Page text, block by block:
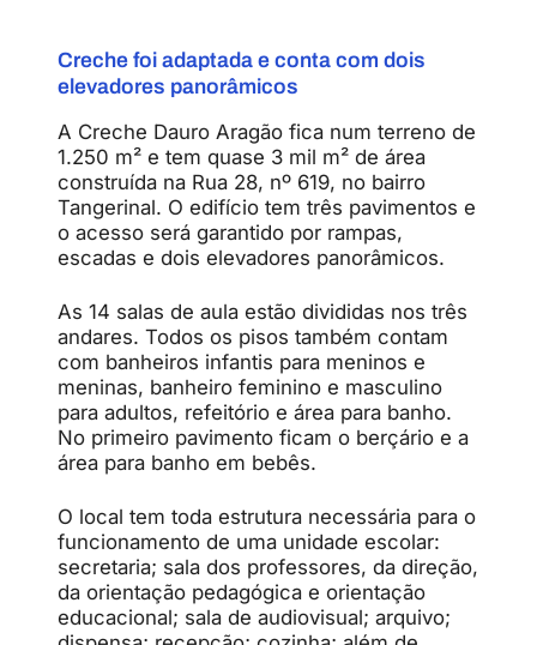
Creche foi adaptada e conta com dois
elevadores panorâmicos
A Creche Dauro Aragão fica num terreno de
1.250 m² e tem quase 3 mil m² de área
construída na Rua 28, nº 619, no bairro
Tangerinal. O edifício tem três pavimentos e
o acesso será garantido por rampas,
escadas e dois elevadores panorâmicos.
As 14 salas de aula estão divididas nos três
andares. Todos os pisos também contam
com banheiros infantis para meninos e
meninas, banheiro feminino e masculino
para adultos, refeitório e área para banho.
No primeiro pavimento ficam o berçário e a
área para banho em bebês.
O local tem toda estrutura necessária para o
funcionamento de uma unidade escolar:
secretaria; sala dos professores, da direção,
da orientação pedagógica e orientação
educacional; sala de audiovisual; arquivo;